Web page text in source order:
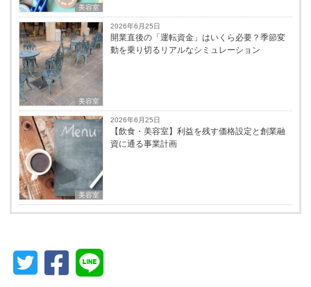
美容室
美容室
2026年6月25日
開業直後の「運転資金」はいくら必要？季節変
動を乗り切るリアルなシミュレーション
美容室
2026年6月25日
【飲食・美容室】利益を残す価格設定と創業融
資に通る事業計画